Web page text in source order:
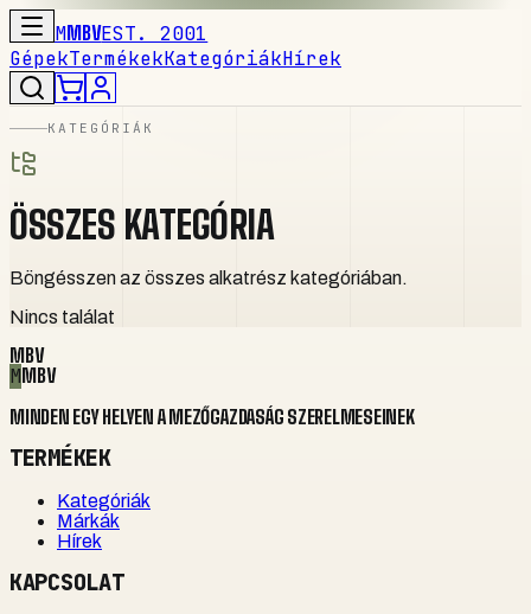
MMBVEST. 2001
GépekTermékekKategóriákHírek
KATEGÓRIÁK
ÖSSZES KATEGÓRIA
Böngésszen az összes alkatrész kategóriában.
Nincs találat
MBV
M MBV
MINDEN EGY HELYEN A MEZŐGAZDASÁG SZERELMESEINEK
TERMÉKEK
Kategóriák
Márkák
Hírek
KAPCSOLAT